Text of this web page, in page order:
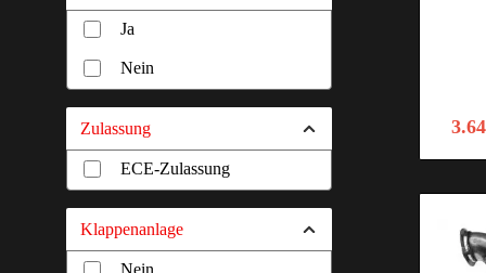
Ja
Nein
Zulassung
ECE-Zulassung
Klappenanlage